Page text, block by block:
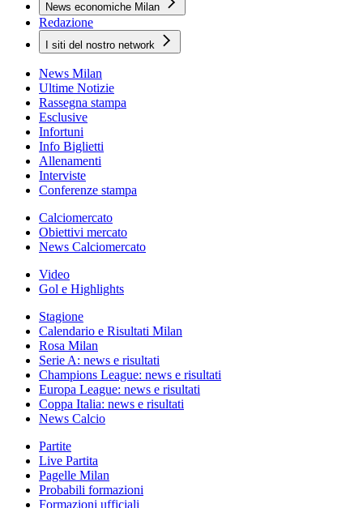
News economiche Milan
Redazione
I siti del nostro network
News Milan
Ultime Notizie
Rassegna stampa
Esclusive
Infortuni
Info Biglietti
Allenamenti
Interviste
Conferenze stampa
Calciomercato
Obiettivi mercato
News Calciomercato
Video
Gol e Highlights
Stagione
Calendario e Risultati Milan
Rosa Milan
Serie A: news e risultati
Champions League: news e risultati
Europa League: news e risultati
Coppa Italia: news e risultati
News Calcio
Partite
Live Partita
Pagelle Milan
Probabili formazioni
Formazioni ufficiali